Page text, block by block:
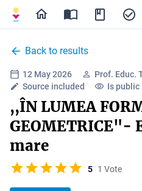
Back to results
12 May 2026
Prof. Educ.
Source included
Is public
,,ÎN LUMEA
GEOMETRICE"-
mare
5 1 Vote